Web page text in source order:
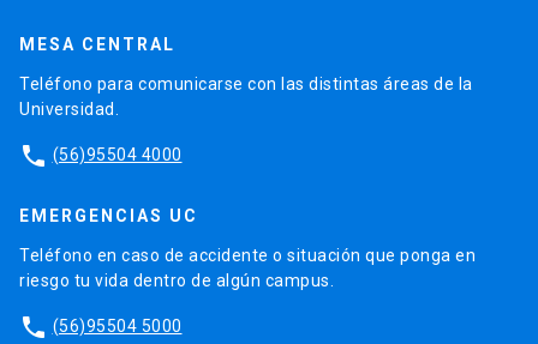
MESA CENTRAL
Teléfono para comunicarse con las distintas áreas de la
Universidad.
phone (56)95504 4000
EMERGENCIAS UC
Teléfono en caso de accidente o situación que ponga en
riesgo tu vida dentro de algún campus.
phone (56)95504 5000